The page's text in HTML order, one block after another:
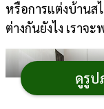
หรือการแต่งบ้านส
ต่างกันยังไง เราจ
ดูรูป
บันเทิง
ดู
หนัง